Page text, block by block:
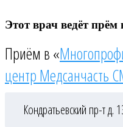
Этот врач ведёт
Приём в «
центр Медсанчасть
Кондратьевский пр-т д.